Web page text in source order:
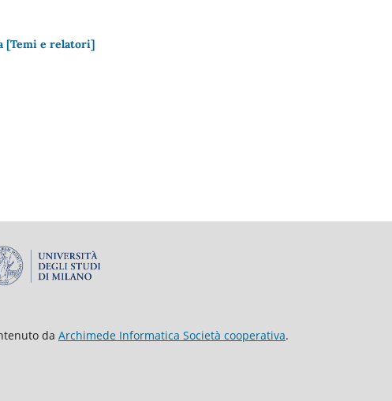
[Temi e relatori]
da Archimede Informatica Società cooperativa.